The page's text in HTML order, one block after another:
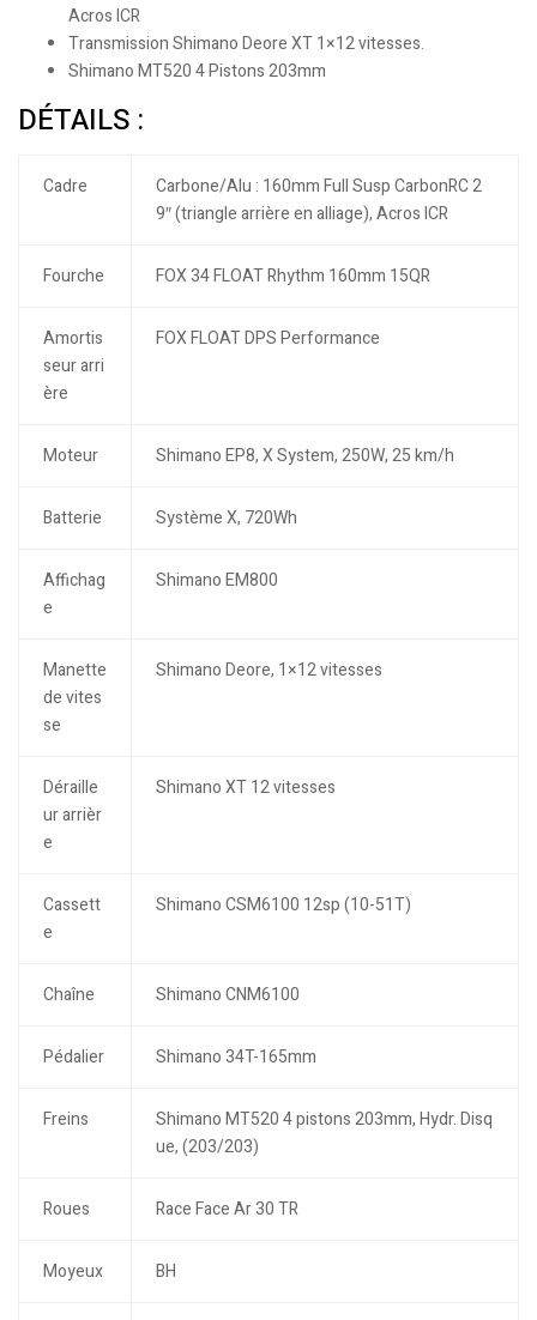
Acros ICR
Transmission Shimano Deore XT 1×12 vitesses.
Shimano MT520 4 Pistons 203mm
DÉTAILS :
Cadre
Carbone/Alu : 160mm Full Susp CarbonRC 2
9″ (triangle arrière en alliage), Acros ICR
Fourche FOX 34 FLOAT Rhythm 160mm 15QR
Amortis
seur arri
ère
FOX FLOAT DPS Performance
Moteur Shimano EP8, X System, 250W, 25 km/h
Batterie Système X, 720Wh
Affichag
e
Shimano EM800
Manette
de vites
se
Shimano Deore, 1×12 vitesses
Déraille
ur arrièr
e
Shimano XT 12 vitesses
Cassett
e
Shimano CSM6100 12sp (10-51T)
Chaîne Shimano CNM6100
Pédalier Shimano 34T-165mm
Freins
Shimano MT520 4 pistons 203mm, Hydr. Disq
ue, (203/203)
Roues Race Face Ar 30 TR
Moyeux BH